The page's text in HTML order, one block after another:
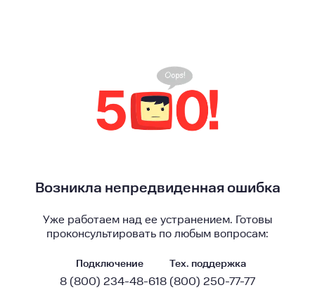
Возникла непредвиденная ошибка
Уже работаем над ее устранением. Готовы
проконсультировать по любым вопросам:
Подключение
8 (800) 234-48-61
Тех. поддержка
8 (800) 250-77-77